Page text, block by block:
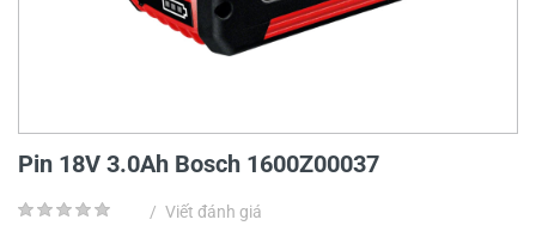
Pin 18V 3.0Ah Bosch 1600Z00037
/ Viết đánh giá